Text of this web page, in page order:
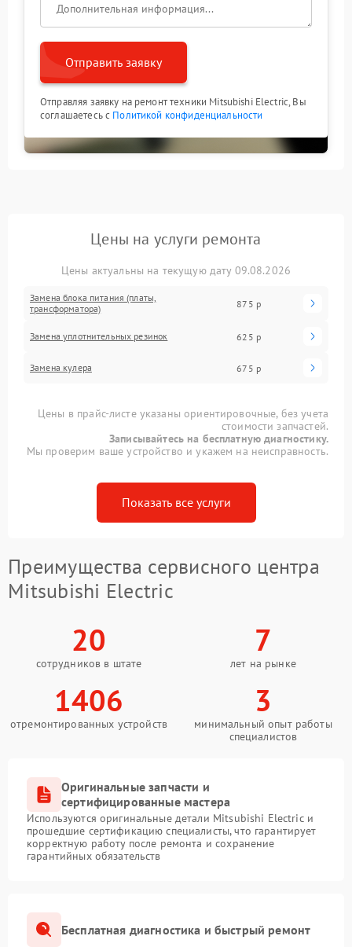
Отправить заявку
Отправляя заявку на ремонт техники Mitsubishi Electric, Вы
соглашаетесь с Политикой конфиденциальности
Цены на услуги ремонта
Цены актуальны на текущую дату 09.08.2026
Замена блока питания (платы,
трансформатора)
875 р
Замена уплотнительных резинок 625 р
Замена кулера 675 р
Цены в прайс-листе указаны ориентировочные, без учета
стоимости запчастей.
Записывайтесь на бесплатную диагностику.
Мы проверим ваше устройство и укажем на неисправность.
Показать все услуги
Преимущества сервисного центра
Mitsubishi Electric
20
сотрудников в штате
7
лет на рынке
1406
отремонтированных устройств
3
минимальный опыт работы
специалистов
Оригинальные запчасти и
сертифицированные мастера
Используются оригинальные детали Mitsubishi Electric и
прошедшие сертификацию специалисты, что гарантирует
корректную работу после ремонта и сохранение
гарантийных обязательств
Бесплатная диагностика и быстрый ремонт